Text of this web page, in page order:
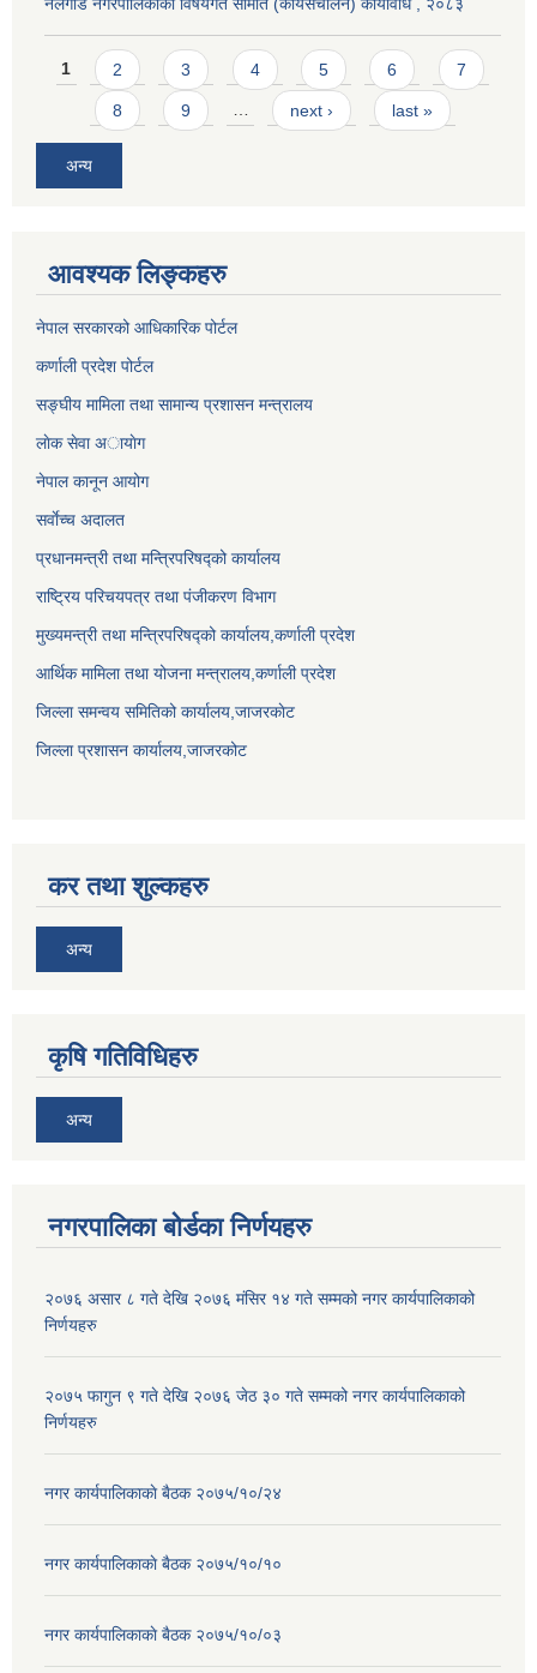
Pages
1 2 3 4 5 6 7
8 9 … next › last »
अन्य
आवश्यक लिङ्कहरु
नेपाल सरकारको आधिकारिक पोर्टल
कर्णाली प्रदेश पोर्टल
सङ्घीय मामिला तथा सामान्य प्रशासन मन्त्रालय
लाेक सेवा अायाेग
नेपाल कानून आयोग
सर्वाेच्च अदालत
प्रधानमन्त्री तथा मन्त्रिपरिषद्को कार्यालय
राष्ट्रिय परिचयपत्र तथा पंजीकरण विभाग
मुख्यमन्त्री तथा मन्त्रिपरिषद्को कार्यालय,कर्णाली प्रदेश
आर्थिक मामिला तथा योजना मन्त्रालय,कर्णाली प्रदेश
जिल्ला समन्वय समितिको कार्यालय,जाजरकाेट
जिल्ला प्रशासन कार्यालय,जाजरकोट
कर तथा शुल्कहरु
अन्य
कृषि गतिविधिहरु
अन्य
नगरपालिका बोर्डका निर्णयहरु
२०७६ असार ८ गते देखि २०७६ मंसिर १४ गते सम्मको नगर कार्यपालिकाको
निर्णयहरु
२०७५ फागुन ९ गते देखि २०७६ जेठ ३० गते सम्मको नगर कार्यपालिकाको
निर्णयहरु
नगर कार्यपालिकाकाे बैठक २०७५/१०/२४
नगर कार्यपालिकाकाे बैठक २०७५/१०/१०
नगर कार्यपालिकाकाे बैठक २०७५/१०/०३